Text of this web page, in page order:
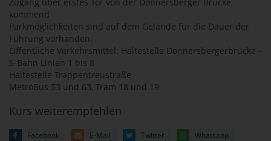
kommend
Parkmöglichkeiten sind auf dem Gelände für die Dauer der
Führung vorhanden.
Öffentliche Verkehrsmittel: Haltestelle Donnersbergerbrücke -
S-Bahn Linien 1 bis 8
Haltestelle Trappentreustraße
MetroBus 53 und 63, Tram 18 und 19
Kurs weiterempfehlen
Facebook E-Mail Twitter Whatsapp